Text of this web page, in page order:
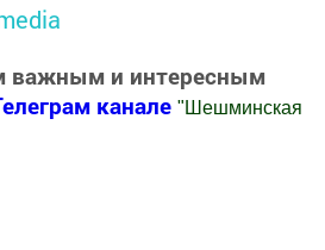
важным и интересным
канале " Шешминская